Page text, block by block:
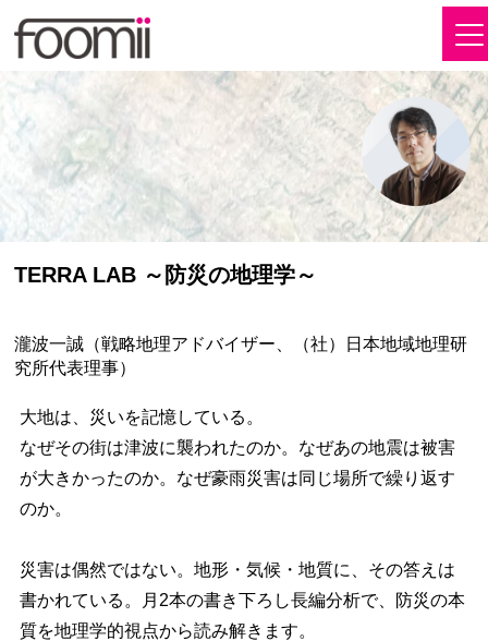
TERRA LAB ～防災の地理学～
瀧波一誠（戦略地理アドバイザー、（社）日本地域地理研
究所代表理事）
大地は、災いを記憶している。
なぜその街は津波に襲われたのか。なぜあの地震は被害
が大きかったのか。なぜ豪雨災害は同じ場所で繰り返す
のか。
災害は偶然ではない。地形・気候・地質に、その答えは
書かれている。月2本の書き下ろし長編分析で、防災の本
質を地理学的視点から読み解きます。